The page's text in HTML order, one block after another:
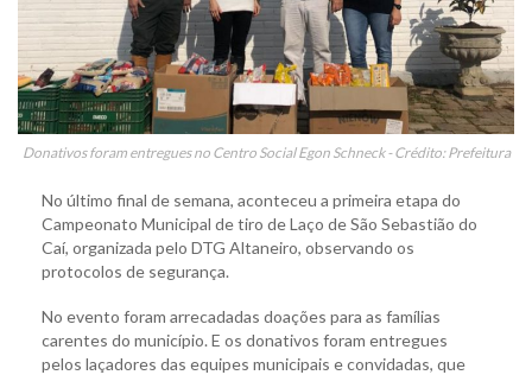
Donativos foram entregues no Centro Social Egon Schneck - Crédito: Prefeitura
No último final de semana, aconteceu a primeira etapa do
Campeonato Municipal de tiro de Laço de São Sebastião do
Caí, organizada pelo DTG Altaneiro, observando os
protocolos de segurança.
No evento foram arrecadadas doações para as famílias
carentes do município. E os donativos foram entregues
pelos laçadores das equipes municipais e convidadas, que